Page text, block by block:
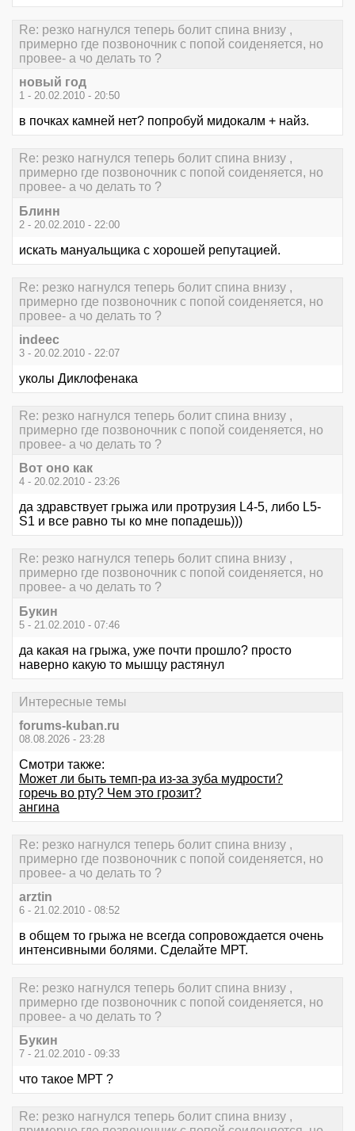
Re: резко нагнулся теперь болит спина внизу ,
примерно где позвоночник с попой соиденяется, но
провее- а чо делать то ?
новый год
1 - 20.02.2010 - 20:50
в почках камней нет? попробуй мидокалм + найз.
Re: резко нагнулся теперь болит спина внизу ,
примерно где позвоночник с попой соиденяется, но
провее- а чо делать то ?
Блинн
2 - 20.02.2010 - 22:00
искать мануальщика с хорошей репутацией.
Re: резко нагнулся теперь болит спина внизу ,
примерно где позвоночник с попой соиденяется, но
провее- а чо делать то ?
indeec
3 - 20.02.2010 - 22:07
уколы Диклофенака
Re: резко нагнулся теперь болит спина внизу ,
примерно где позвоночник с попой соиденяется, но
провее- а чо делать то ?
Вот оно как
4 - 20.02.2010 - 23:26
да здравствует грыжа или протрузия L4-5, либо L5-
S1 и все равно ты ко мне попадешь)))
Re: резко нагнулся теперь болит спина внизу ,
примерно где позвоночник с попой соиденяется, но
провее- а чо делать то ?
Букин
5 - 21.02.2010 - 07:46
да какая на грыжа, уже почти прошло? просто
наверно какую то мышцу растянул
Интересные темы
forums-kuban.ru
08.08.2026 - 23:28
Смотри также:
Может ли быть темп-ра из-за зуба мудрости?
горечь во рту? Чем это грозит?
ангина
Re: резко нагнулся теперь болит спина внизу ,
примерно где позвоночник с попой соиденяется, но
провее- а чо делать то ?
arztin
6 - 21.02.2010 - 08:52
в общем то грыжа не всегда сопровождается очень
интенсивными болями. Сделайте МРТ.
Re: резко нагнулся теперь болит спина внизу ,
примерно где позвоночник с попой соиденяется, но
провее- а чо делать то ?
Букин
7 - 21.02.2010 - 09:33
что такое МРТ ?
Re: резко нагнулся теперь болит спина внизу ,